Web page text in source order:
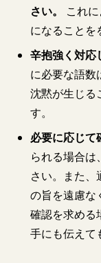
さい。 これ
になることを
辛抱強く対応
に必要な語数
沈黙が生じる
す。
必要に応じて
られる場合
さい。また
の旨を遠慮な
確認を求める
手にも伝えて